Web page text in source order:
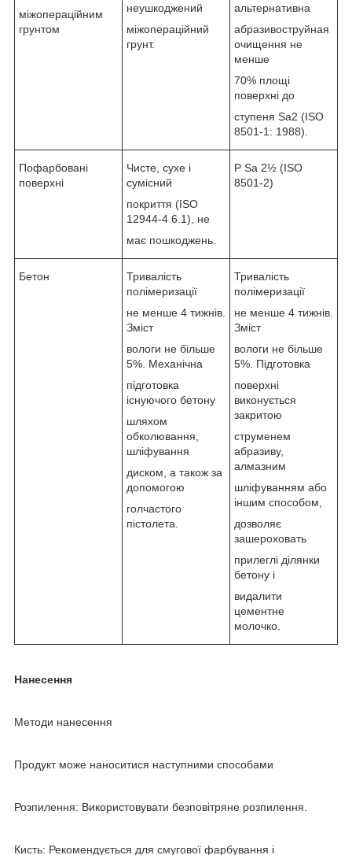
міжопераційним
грунтом
неушкоджений
міжопераційний
грунт.
альтернативна
абразивоструйная
очищення не
менше
70% площі
поверхні до
ступеня Sa2 (ISO
8501-1: 1988).
Пофарбовані
поверхні
Чисте, сухе і
сумісний
покриття (ISO
12944-4 6.1), не
має пошкоджень.
P Sa 2½ (ISO
8501-2)
Бетон
Тривалість
полімеризації
не менше 4 тижнів.
Зміст
вологи не більше
5%. Механічна
підготовка
існуючого бетону
шляхом
обколювання,
шліфування
диском, а також за
допомогою
голчастого
пістолета.
Тривалість
полімеризації
не менше 4 тижнів.
Зміст
вологи не більше
5%. Підготовка
поверхні
виконується
закритою
струменем
абразиву,
алмазним
шліфуванням або
іншим способом,
дозволяє
зашероховать
прилеглі ділянки
бетону і
видалити
цементне
молочко.
Нанесення
Методи нанесення
Продукт може наноситися наступними способами
Розпилення: Використовувати безповітряне розпилення.
Кисть: Рекомендується для смугової фарбування і